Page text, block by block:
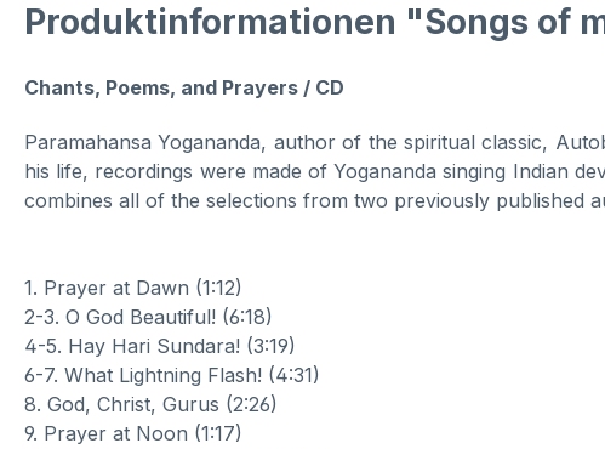
Produktinformationen "Songs of
Chants, Poems, and Prayers / CD
Paramahansa Yogananda, author of the spiritual classic,
his life, recordings were made of Yogananda singing Indian
combines all of the selections from two previously published
1. Prayer at Dawn (1:12)
2-3. O God Beautiful! (6:18)
4-5. Hay Hari Sundara! (3:19)
6-7. What Lightning Flash! (4:31)
8. God, Christ, Gurus (2:26)
9. Prayer at Noon (1:17)